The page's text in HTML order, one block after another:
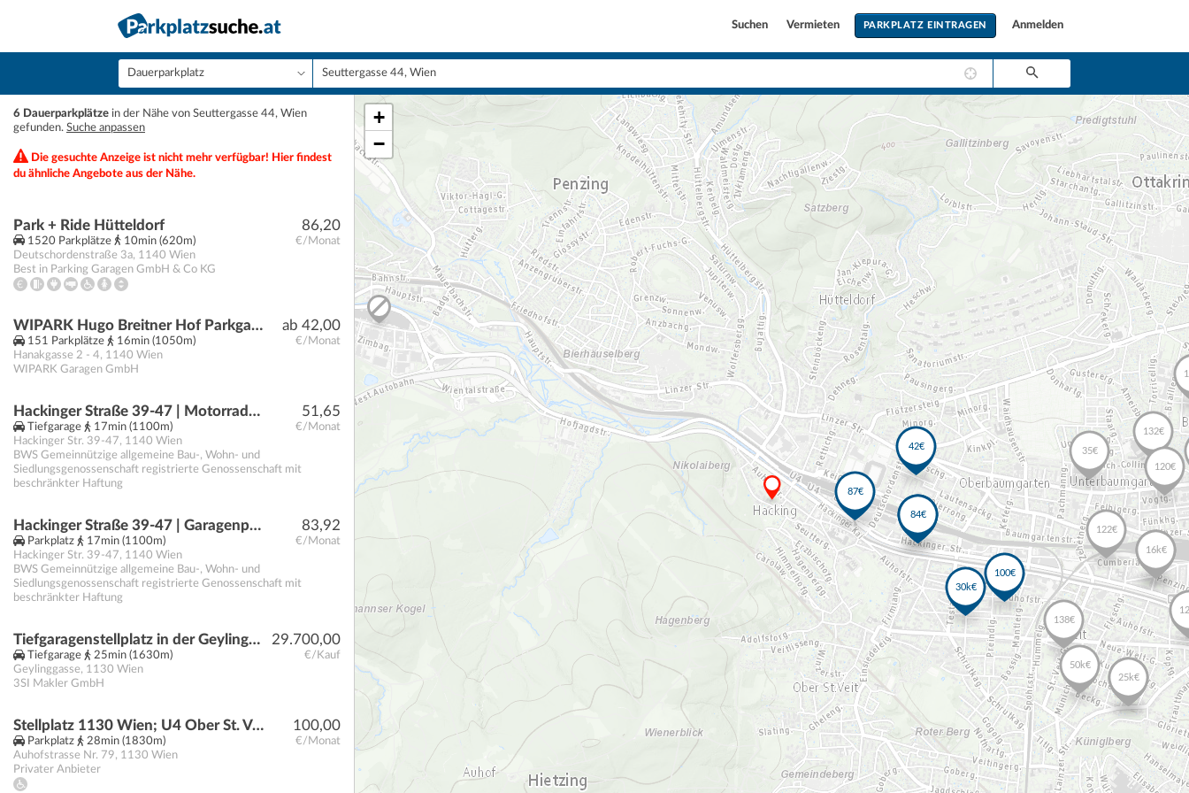
Suchen Vermieten PARKPLATZ EINTRAGEN Anmelden
6 Dauerparkplätze in der Nähe von Seuttergasse 44, Wien
gefunden. Suche anpassen
Die gesuchte Anzeige ist nicht mehr verfügbar! Hier findest
du ähnliche Angebote aus der Nähe.
86,20
€/Monat
Park + Ride Hütteldorf
1520 Parkplätze
10min (620m)
Deutschordenstraße 3a, 1140 Wien
Best in Parking Garagen GmbH & Co KG
ab 42,00
€/Monat
WIPARK Hugo Breitner Hof Parkgarage
151 Parkplätze
16min (1050m)
Hanakgasse 2 - 4, 1140 Wien
WIPARK Garagen GmbH
51,65
€/Monat
Hackinger Straße 39-47 | Motorradplätze
Tiefgarage
17min (1100m)
Hackinger Str. 39-47, 1140 Wien
BWS Gemeinnützige allgemeine Bau-, Wohn- und
Siedlungsgenossenschaft registrierte Genossenschaft mit
beschränkter Haftung
83,92
€/Monat
Hackinger Straße 39-47 | Garagenplätze
Parkplatz
17min (1100m)
Hackinger Str. 39-47, 1140 Wien
BWS Gemeinnützige allgemeine Bau-, Wohn- und
Siedlungsgenossenschaft registrierte Genossenschaft mit
beschränkter Haftung
29.700,00
€/Kauf
Tiefgaragenstellplatz in der Geylinggasse in Hietzing, Nähe U4 (9 Minuten)
Tiefgarage
25min (1630m)
Geylinggasse, 1130 Wien
3SI Makler GmbH
100,00
€/Monat
Stellplatz 1130 Wien; U4 Ober St. Veit-Nähe
Parkplatz
28min (1830m)
Auhofstrasse Nr. 79, 1130 Wien
Privater Anbieter
+
−